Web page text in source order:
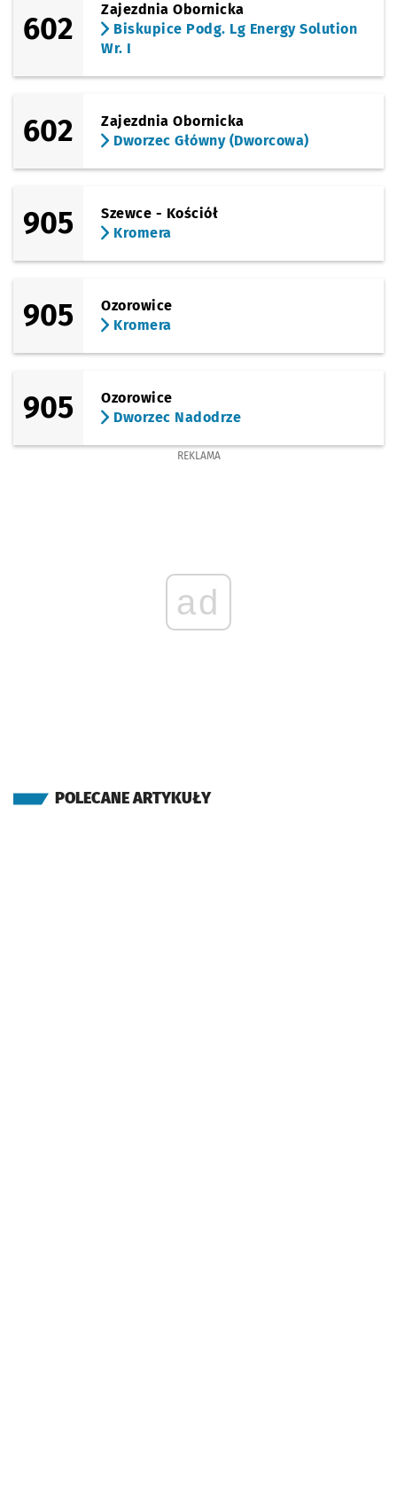
602
Zajezdnia Obornicka
Biskupice Podg. Lg Energy Solution
Wr. I
602
Zajezdnia Obornicka
Dworzec Główny (Dworcowa)
905
Szewce - Kościół
Kromera
905
Ozorowice
Kromera
905
Ozorowice
Dworzec Nadodrze
REKLAMA
ad
POLECANE ARTYKUŁY